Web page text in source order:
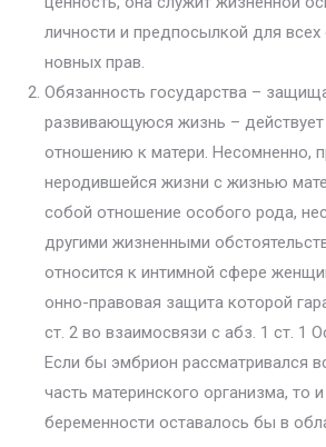
личности и предпосылкой для
новных прав.
Обязанность государства –
развивающуюся жизнь – действует
отношению к матери. Несомненно,
неродившейся жизни с жизнью
собой отноше­ние особого рода,
другими жизненными
относится к интимной сфере
онно-правовая защита которой
ст. 2 во взаимосвязи с абз. 1 ст. 1
Если бы эмбрион рассматривался
часть материнского организма, то
беременности оставалось бы в